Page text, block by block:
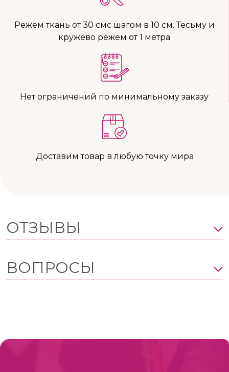
Режем ткань от 30 смс шагом в 10 см. Тесьму и
кружево режем от 1 метра
Нет ограничений по минимальному заказу
Доставим товар в любую точку мира
ОТЗЫВЫ
ВОПРОСЫ